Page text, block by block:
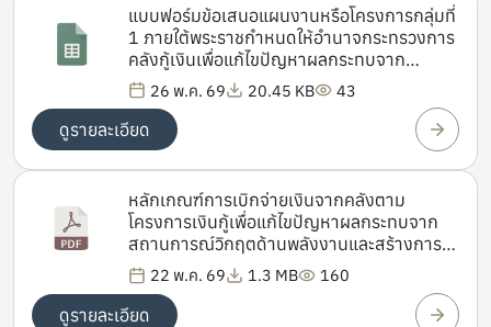
แบบฟอร์มข้อเสนอแผนงานหรือโครงการกลุ่มที่
1 ภายใต้พระราชกำหนดให้อำนาจกระทรวงการ
คลังกู้เงินเพื่อแก้ไขปัญหาผลกระทบจาก
สถานการณ์วิกฤตด้านพลังงานและสร้างการ
เปลี่ยนผ่านด้านพลังงานของประเทศ พ.ศ.
2569
26 พ.ค. 69 20.45 KB 43
ดูรายละเอียด
หลักเกณฑ์การเบิกจ่ายเงินจากคลังตาม
โครงการเงินกู้เพื่อแก้ไขปัญหาผลกระทบจาก
สถานการณ์วิกฤตด้านพลังงานและสร้างการ
เปลี่ยนผ่านด้านพลังงานของประเทศ
22 พ.ค. 69 1.3 MB 160
ดูรายละเอียด